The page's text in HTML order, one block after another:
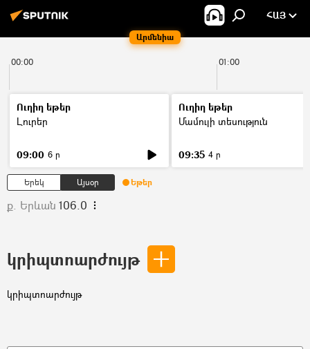
Արմենիա
ՀԱՅ
00:00 01:00
Ուղիղ եթեր
Լուրեր
09:00 6 ր
Ուղիղ եթեր
Մամուլի տեսություն
09:35 4 ր
Երեկ Այսօր Եթեր
ք. Երևան 106.0
կրիպտոարժույթ
կրիպտոարժույթ